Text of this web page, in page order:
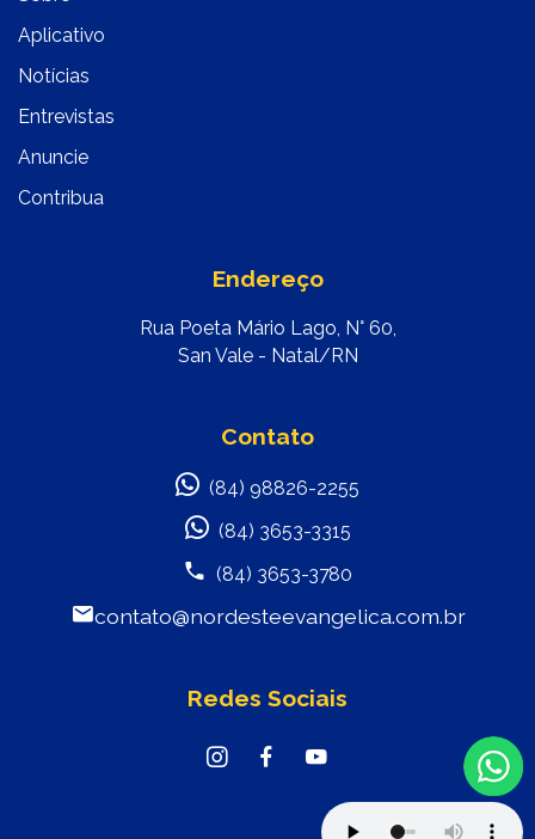
Aplicativo
Notícias
Entrevistas
Anuncie
Contribua
Endereço
Rua Poeta Mário Lago, N° 60,
San Vale - Natal/RN
Contato
(84) 98826-2255
(84) 3653-3315
(84) 3653-3780
contato@nordesteevangelica.com.br
Redes Sociais